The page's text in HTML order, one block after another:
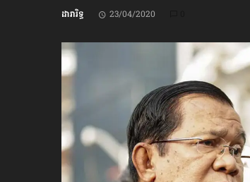
ដារារិទ្ធ 23/04/2020
ខឹម វាសនា ថា«ស្រី
ប្រពៃណី​«ដេញប្រុស»
អឹមបាពេ ប្រកាសជាផ្លូវការ
ថើបមាត់ ៖ ក្រុមកីឡាការិនី​
ផ្អាកលេង​​បើប្រធានសហព័ន្ធ​
មិនលាឈប់